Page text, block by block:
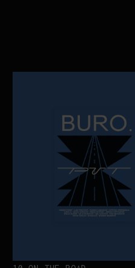
KAD SE
ZAČUJE
„ATLANTIS”
Kad se ispod Trga republike